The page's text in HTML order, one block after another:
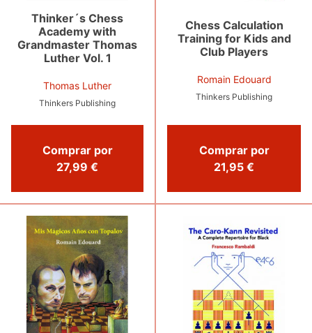
Thinker´s Chess
Academy with
Grandmaster Thomas
Luther Vol. 1
Thomas Luther
Thinkers Publishing
Comprar por
27,99 €
Chess Calculation
Training for Kids and
Club Players
Romain Edouard
Thinkers Publishing
Comprar por
21,95 €